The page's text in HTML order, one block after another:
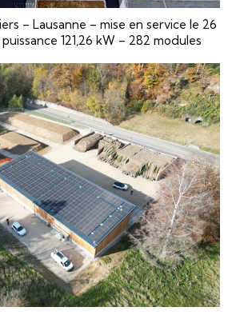
– Lausanne – mise en service le 26
121,26 kW – 282 modules